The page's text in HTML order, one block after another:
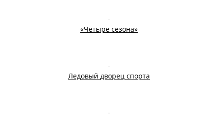
«Четыре сезона»
Ледовый дворец спорта